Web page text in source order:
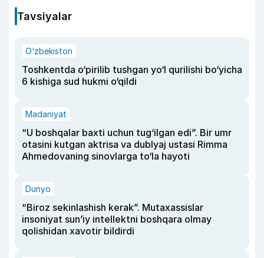
Tavsiyalar
O‘zbekiston
Toshkentda o‘pirilib tushgan yo‘l qurilishi bo‘yicha
6 kishiga sud hukmi o‘qildi
Madaniyat
“U boshqalar baxti uchun tug‘ilgan edi”. Bir umr
otasini kutgan aktrisa va dublyaj ustasi Rimma
Ahmedovaning sinovlarga to‘la hayoti
Dunyo
“Biroz sekinlashish kerak”. Mutaxassislar
insoniyat sun’iy intellektni boshqara olmay
qolishidan xavotir bildirdi